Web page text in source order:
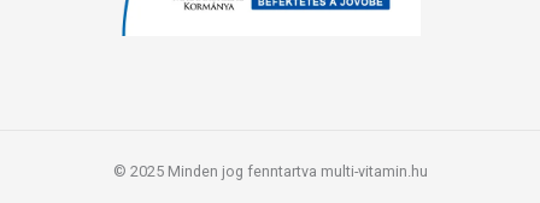
© 2025 Minden jog fenntartva multi-vitamin.hu